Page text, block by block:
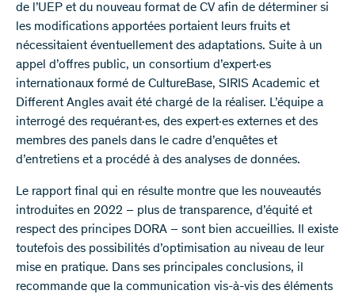
de l’UEP et du nouveau format de CV afin de déterminer si
les modifications apportées portaient leurs fruits et
nécessitaient éventuellement des adaptations. Suite à un
appel d’offres public, un consortium d’expert·es
internationaux formé de CultureBase, SIRIS Academic et
Different Angles avait été chargé de la réaliser. L’équipe a
interrogé des requérant·es, des expert·es externes et des
membres des panels dans le cadre d’enquêtes et
d’entretiens et a procédé à des analyses de données.
Le rapport final qui en résulte montre que les nouveautés
introduites en 2022 – plus de transparence, d’équité et
respect des principes DORA – sont bien accueillies. Il existe
toutefois des possibilités d’optimisation au niveau de leur
mise en pratique. Dans ses principales conclusions, il
recommande que la communication vis-à-vis des éléments